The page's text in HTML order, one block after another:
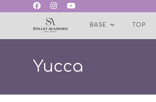
BASE TOP
Yucca